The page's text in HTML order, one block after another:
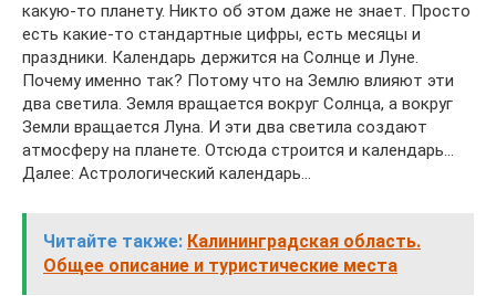
какую-то планету. Никто об этом даже не знает. Просто
есть какие-то стандартные цифры, есть месяцы и
праздники. Календарь держится на Солнце и Луне.
Почему именно так? Потому что на Землю влияют эти
два светила. Земля вращается вокруг Солнца, а вокруг
Земли вращается Луна. И эти два светила создают
атмосферу на планете. Отсюда строится и календарь…
Далее: Астрологический календарь…
Читайте также: Калининградская область.
Общее описание и туристические места